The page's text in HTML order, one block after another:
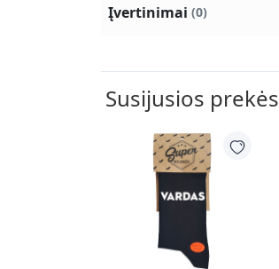
Įvertinimai (0)
Susijusios prekės